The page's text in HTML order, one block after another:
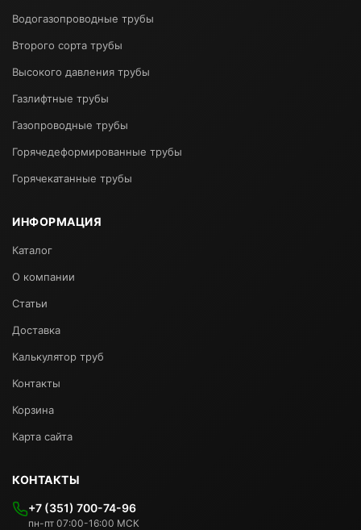
Водогазопроводные трубы
Второго сорта трубы
Высокого давления трубы
Газлифтные трубы
Газопроводные трубы
Горячедеформированные трубы
Горячекатанные трубы
ИНФОРМАЦИЯ
Каталог
О компании
Статьи
Доставка
Калькулятор труб
Контакты
Корзина
Карта сайта
КОНТАКТЫ
+7 (351) 700-74-96
пн-пт 07:00-16:00 МСК